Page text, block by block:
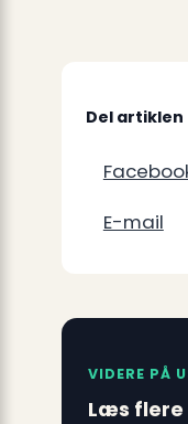
Del artiklen
E-mail
VIDERE PÅ
Læs flere